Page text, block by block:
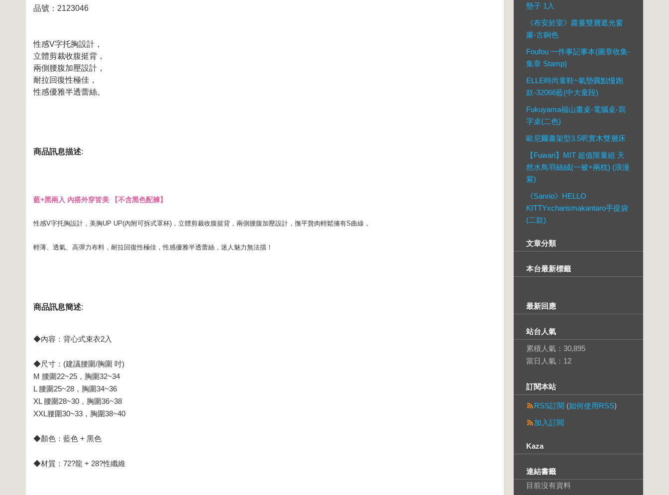
品號：2123046
性感V字托胸設計，
立體剪裁收腹挺背，
兩側腰腹加壓設計，
耐拉回復性極佳，
性感優雅半透蕾絲。
商品訊息描述:
藍+黑兩入 內搭外穿皆美 【不含黑色配褲】
性感V字托胸設計，美胸UP UP(內附可拆式罩杯)，立體剪裁收腹挺背，兩側腰腹加壓設計，撫平贅肉輕鬆擁有S曲線，
輕薄、透氣、高彈力布料，耐拉回復性極佳，性感優雅半透蕾絲，迷人魅力無法擋！
商品訊息簡述:
◆內容：背心式束衣2入
◆尺寸：(建議腰圍/胸圍 吋)
M 腰圍22~25，胸圍32~34
L 腰圍25~28，胸圍34~36
XL 腰圍28~30，胸圍36~38
XXL腰圍30~33，胸圍38~40
◆顏色：藍色 + 黑色
◆材質：72?龍 + 28?性纖維
墊子 1入
《布安於室》蘿蔓雙層遮光窗
簾-古銅色
Foufou 一件事記事本(圖章收集-
集章 Stamp)
ELLE時尚童鞋~氣墊圓點慢跑
款-32066藍(中大童段)
Fukuyama福山書桌-電腦桌-寫
字桌(二色)
歐尼爾書架型3.5呎實木雙層床
【Fuwari】MIT 超值限量組 天
然水鳥羽絲絨(一被+兩枕) (浪漫
紫)
《Sanrio》HELLO
KITTYxcharismakantaro手提袋
(二款)
文章分類
本台最新標籤
最新回應
站台人氣
累積人氣： 30,895
當日人氣： 12
訂閱本站
RSS訂閱 (如何使用RSS)
加入訂閱
Kaza
連結書籤
目前沒有資料